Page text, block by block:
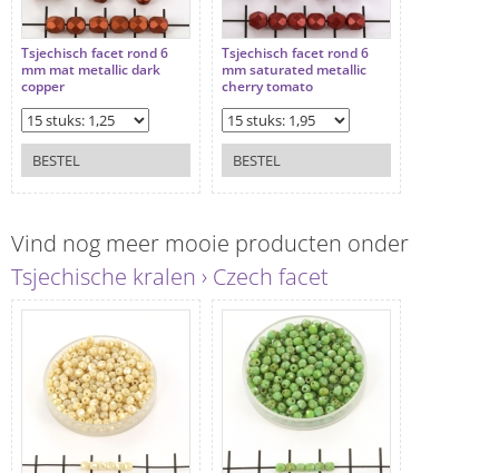
Tsjechisch facet rond 6
mm mat metallic dark
copper
BESTEL
Tsjechisch facet rond 6
mm saturated metallic
cherry tomato
BESTEL
Vind nog meer mooie producten onder
Tsjechische kralen › Czech facet